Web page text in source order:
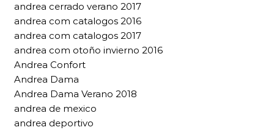
andrea cerrado verano 2017
andrea com catalogos 2016
andrea com catalogos 2017
andrea com otoño invierno 2016
Andrea Confort
Andrea Dama
Andrea Dama Verano 2018
andrea de mexico
andrea deportivo